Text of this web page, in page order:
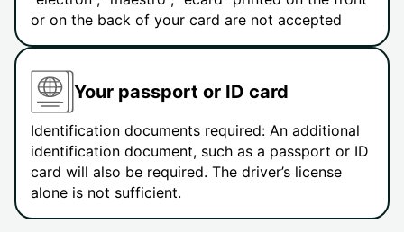
or on the back of your card are not accepted
Your passport or ID card
Identification documents required: An additional
identification document, such as a passport or ID
card will also be required. The driver’s license
alone is not sufficient.